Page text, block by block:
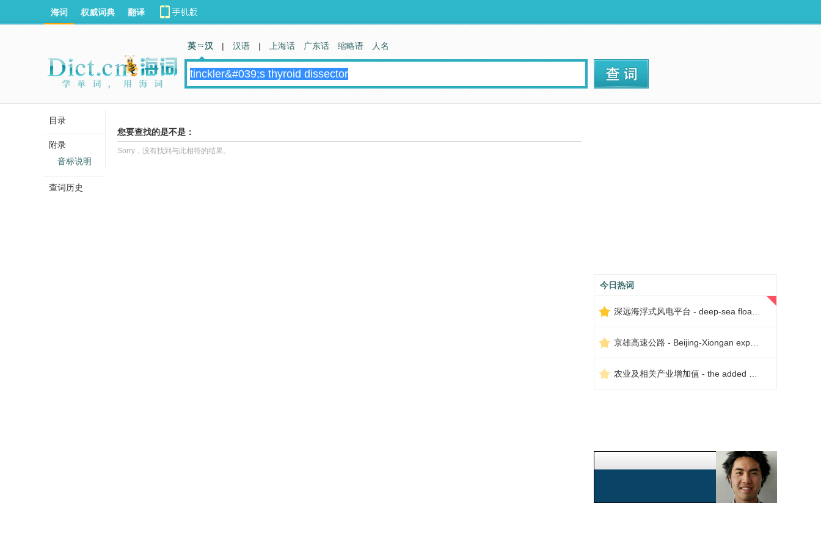
您要查找的是不是：
Sorry，没有找到与此相符的结果。
今日热词
海词 权威词典 翻译
英 汉 | 汉语 | 上海话 广东话 缩略语 人名
目录
附录
音标说明
查词历史